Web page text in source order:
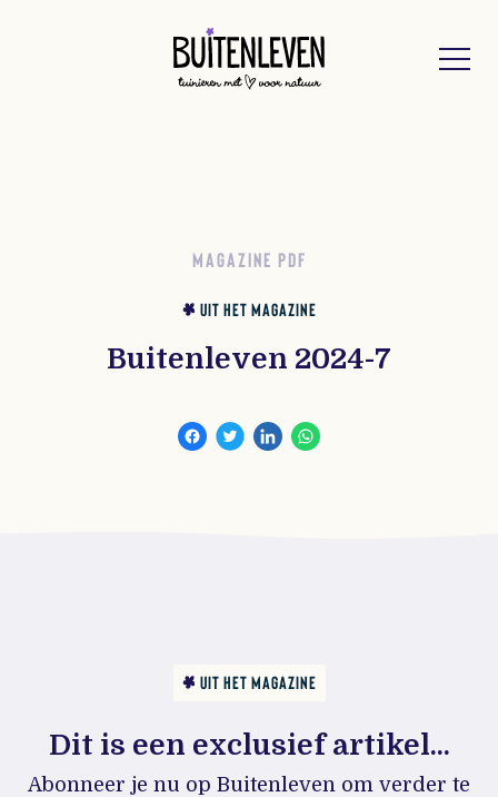
MAGAZINE PDF
UIT HET MAGAZINE
Buitenleven 2024-7
Dit is een exclusief artikel...
Abonneer je nu op Buitenleven om verder te
UIT HET MAGAZINE